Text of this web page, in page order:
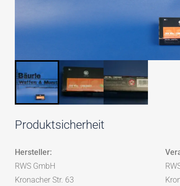
Produktsicherheit
Hersteller:
RWS GmbH
Kronacher Str. 63